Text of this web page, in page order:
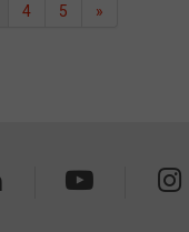
4 5 »